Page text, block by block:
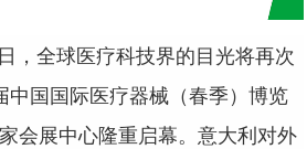
，全球医疗科技界的目光将再次
国国际医疗器械（春季）博览
会展中心隆重启幕。意大利对外